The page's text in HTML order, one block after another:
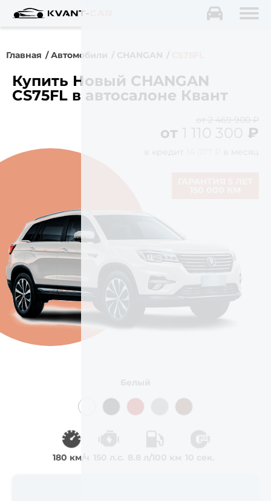
Главная Автомобили CHANGAN
Купить Новый CHANGAN
CS75FL в автосалоне Квант
от 2 469 900 ₽
от 1 110 300 ₽
в кредит в месяц
180 км/ч